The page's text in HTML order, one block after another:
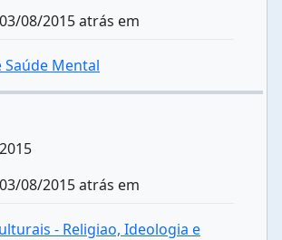
08/2015 atrás em
Saúde Mental
08/2015 atrás em
- Religiao, Ideologia e